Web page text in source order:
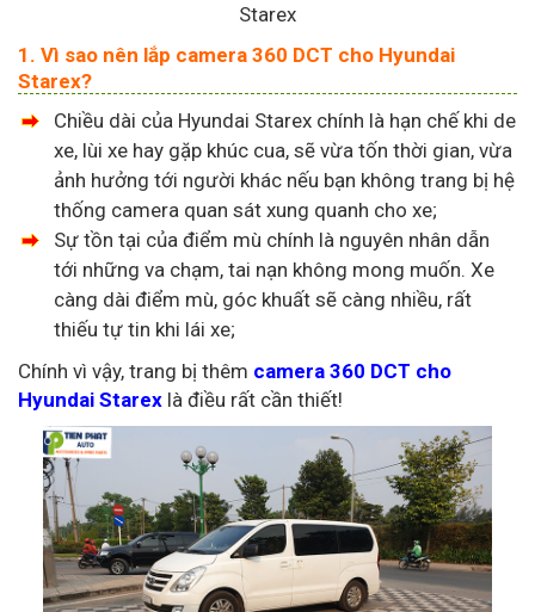
Starex
1. Vì sao nên lắp camera 360 DCT cho Hyundai
Starex?
Chiều dài của Hyundai Starex chính là hạn chế khi de
xe, lùi xe hay gặp khúc cua, sẽ vừa tốn thời gian, vừa
ảnh hưởng tới người khác nếu bạn không trang bị hệ
thống camera quan sát xung quanh cho xe;
Sự tồn tại của điểm mù chính là nguyên nhân dẫn
tới những va chạm, tai nạn không mong muốn. Xe
càng dài điểm mù, góc khuất sẽ càng nhiều, rất
thiếu tự tin khi lái xe;
Chính vì vậy, trang bị thêm camera 360 DCT cho
Hyundai Starex là điều rất cần thiết!